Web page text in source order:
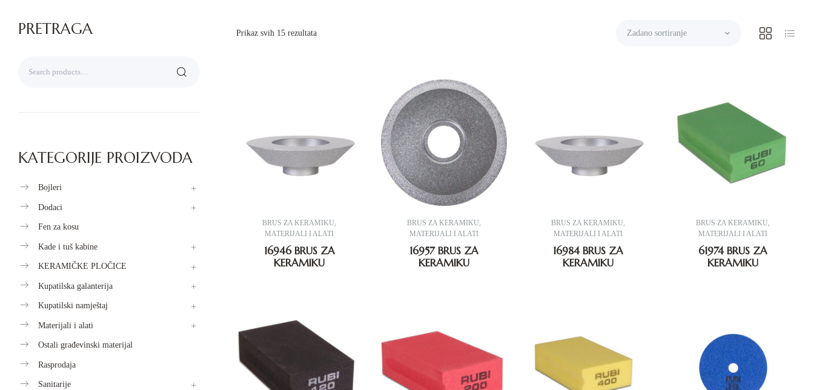
Prikaz svih 15 rezultata
BRUS ZA KERAMIKU,
MATERIJALI I ALATI
16946 BRUS ZA
KERAMIKU
BRUS ZA KERAMIKU,
MATERIJALI I ALATI
16957 BRUS ZA
KERAMIKU
BRUS ZA KERAMIKU,
MATERIJALI I ALATI
16984 BRUS ZA
KERAMIKU
BRUS ZA KERAMIKU,
MATERIJALI I ALATI
61974 BRUS ZA
KERAMIKU
PRETRAGA
KATEGORIJE PROIZVODA
Bojleri
Dodaci
Fen za kosu
Kade i tuš kabine
KERAMIČKE PLOČICE
Kupatilska galanterija
Kupatilski namještaj
Materijali i alati
Ostali građevinski materijal
Rasprodaja
Sanitarije